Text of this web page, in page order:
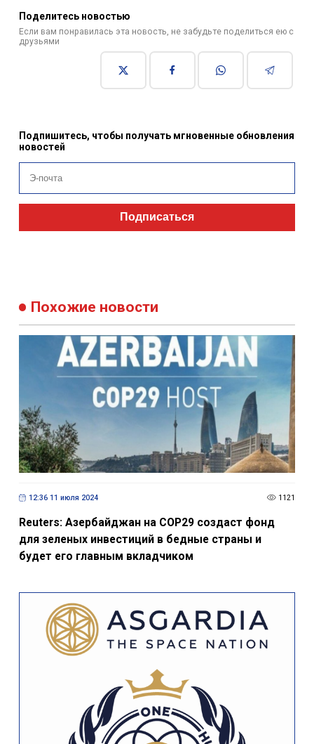
Поделитесь новостью
Если вам понравилась эта новость, не забудьте поделиться ею с
друзьями
Подпишитесь, чтобы получать мгновенные обновления
новостей
Подписаться
Похожие новости
12:36 11 июля 2024 1121
Reuters: Азербайджан на COP29 создаст фонд
для зеленых инвестиций в бедные страны и
будет его главным вкладчиком